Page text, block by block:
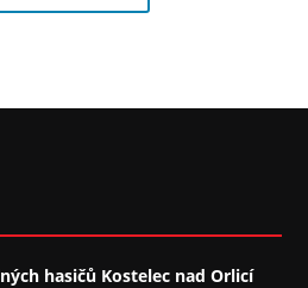
hasičů Kostelec nad Orlicí